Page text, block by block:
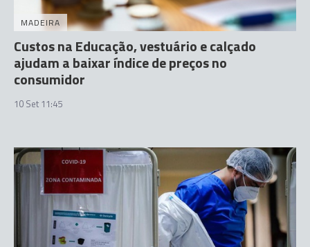
MADEIRA
Custos na Educação, vestuário e calçado
ajudam a baixar índice de preços no
consumidor
10 Set 11:45